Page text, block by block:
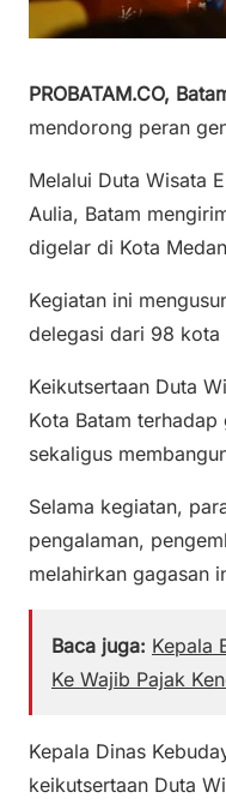
PROBATAM.CO,
mendorong peran
Melalui Duta Wisata
Aulia, Batam
digelar di Kota
Kegiatan ini
delegasi dari 98 kota
Keikutsertaan Duta
Kota Batam
sekaligus
Selama kegiatan,
pengalaman,
melahirkan gagasan
Baca juga: Kepala
Ke Wajib Pajak
Kepala Dinas
keikutsertaan Duta